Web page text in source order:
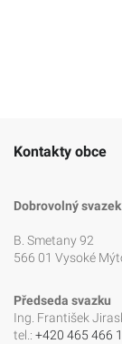
Kontakty obce
Dobrovolný
B. Smetany 92
566 01 Vysoké
Předseda svazku
Ing. František
tel.: +420 465 466